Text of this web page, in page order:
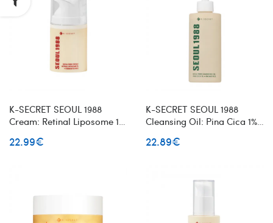
K-SECRET SEOUL 1988
Cream: Retinal Liposome 1%
kremas su retinaliu
22.99€
K-SECRET SEOUL 1988
Cleansing Oil: Pina Cica 1%
valomasis veido aliejus
22.89€